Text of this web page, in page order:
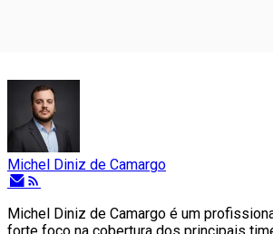
Michel Diniz de Camargo
Michel Diniz de Camargo é um